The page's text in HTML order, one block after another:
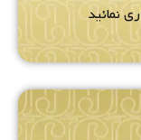
نمائید